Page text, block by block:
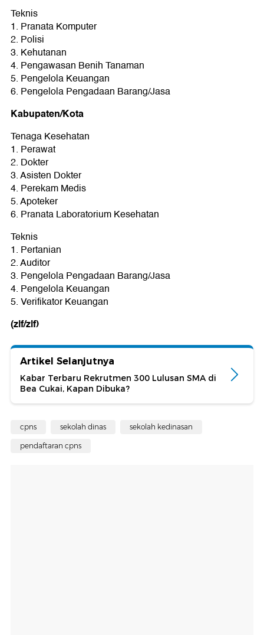
Teknis
1. Pranata Komputer
2. Polisi
3. Kehutanan
4. Pengawasan Benih Tanaman
5. Pengelola Keuangan
6. Pengelola Pengadaan Barang/Jasa
Kabupaten/Kota
Tenaga Kesehatan
1. Perawat
2. Dokter
3. Asisten Dokter
4. Perekam Medis
5. Apoteker
6. Pranata Laboratorium Kesehatan
Teknis
1. Pertanian
2. Auditor
3. Pengelola Pengadaan Barang/Jasa
4. Pengelola Keuangan
5. Verifikator Keuangan
(zlf/zlf)
Artikel Selanjutnya
Kabar Terbaru Rekrutmen 300 Lulusan SMA di
Bea Cukai, Kapan Dibuka?
cpns sekolah dinas sekolah kedinasan
pendaftaran cpns